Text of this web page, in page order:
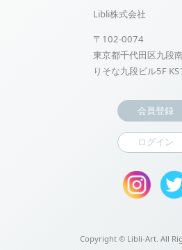
Libli株式会社
〒102-0074
東京都千代田区九段
りそな九段ビル5F
会員登録
ログイン
Copyright ©Libli-Art. All